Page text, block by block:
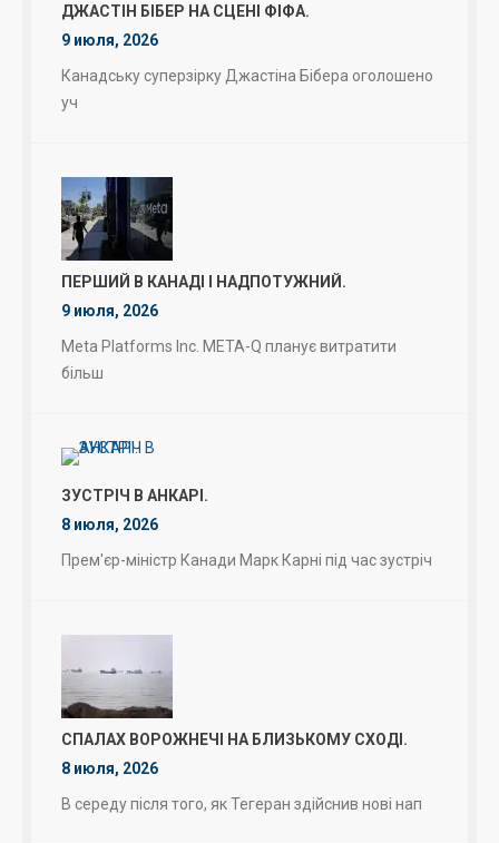
ДЖАСТІН БІБЕР НА СЦЕНІ ФІФА.
9 июля, 2026
Канадську суперзірку Джастіна Бібера оголошено
уч
ПЕРШИЙ В КАНАДІ І НАДПОТУЖНИЙ.
9 июля, 2026
Meta Platforms Inc. META-Q планує витратити
більш
ЗУСТРІЧ В АНКАРІ.
8 июля, 2026
Прем'єр-міністр Канади Марк Карні під час зустріч
СПАЛАХ ВОРОЖНЕЧІ НА БЛИЗЬКОМУ СХОДІ.
8 июля, 2026
В середу після того, як Тегеран здійснив нові нап